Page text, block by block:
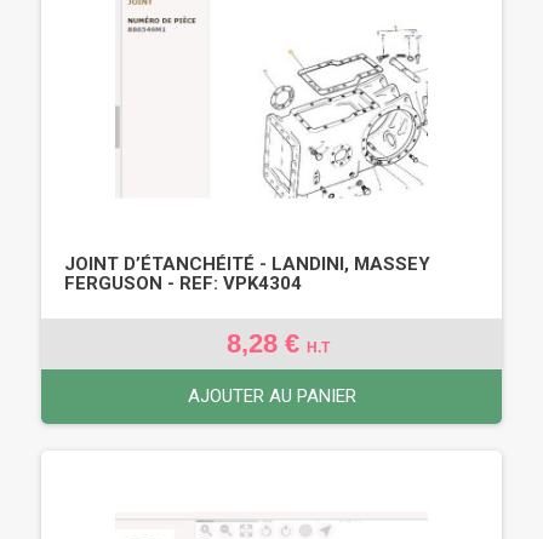
JOINT D’ÉTANCHÉITÉ - LANDINI, MASSEY
FERGUSON - REF: VPK4304
8,28 € H.T
AJOUTER AU PANIER